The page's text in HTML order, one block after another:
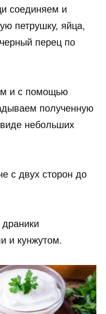
соединяем и
петрушку, яйца,
перец по
и с помощью
полученную
небольших
с двух сторон до
и кунжутом.